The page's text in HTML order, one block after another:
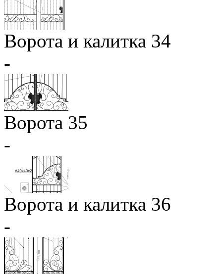
Ворота и калитка 34
-
Ворота 35
-
Ворота и калитка 36
-